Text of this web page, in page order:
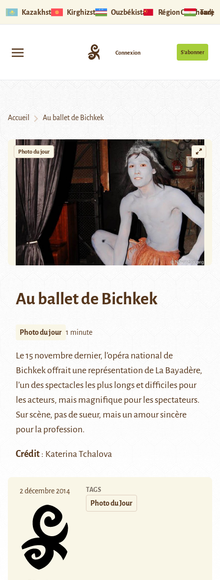
Kazakhstan Kirghizstan Ouzbékistan Région Ouïghoure
S’abonner
Connexion
Accueil Au ballet de Bichkek
Photo du jour
Au ballet de Bichkek
Photo du jour 1 minute
Le 15 novembre dernier, l’opéra national de
Bichkek offrait une représentation de La Bayadère,
l’un des spectacles les plus longs et difficiles pour
les acteurs, mais magnifique pour les spectateurs.
Sur scène, pas de sueur, mais un amour sincère
pour la profession.
Crédit : Katerina Tchalova
2 décembre 2014 TAGS
Photo du Jour